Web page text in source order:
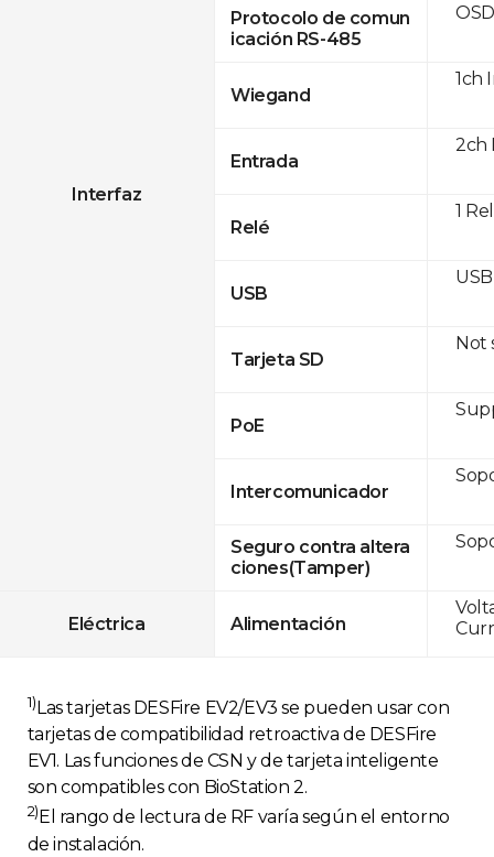
Interfaz
Protocolo de comun
icación RS-485
Wiegand
Entrada
Relé
USB
Tarjeta SD
PoE
Intercomunicador
Seguro contra altera
ciones(Tamper)
Eléctrica Alimentación
1ch
2ch
1
Not
1) Las tarjetas DESFire EV2/EV3 se pueden usar con
tarjetas de compatibilidad retroactiva de DESFire
EV1. Las funciones de CSN y de tarjeta inteligente
son compatibles con BioStation 2.
2) El rango de lectura de RF varía según el entorno
de instalación.